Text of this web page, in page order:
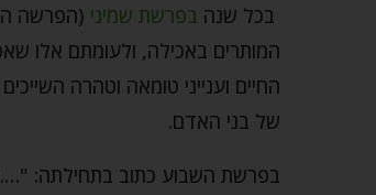
בכל שנה בפרשת שמיני (הפרשה
המותרים באכילה, ולעומתם אלו
החיים וענייני טומאה וטהרה
של בני האדם.
בפרשת השבוע כתוב בתחילתה: